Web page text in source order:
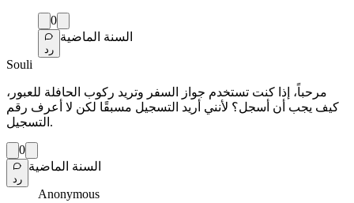
0
رد
السنة الماضية
Souli
مرحباً، إذا كنت تستخدم جواز السفر وتريد ركوب الحافلة للعبور،
كيف يجب أن أسجل؟ لأنني أريد التسجيل مسبقًا لكن لا أعرف رقم
التسجيل.
0
رد
السنة الماضية
Anonymous